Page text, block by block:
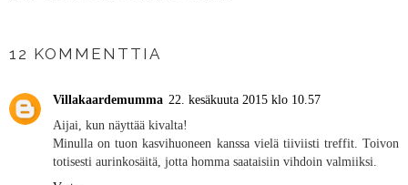
12 KOMMENTTIA
Villakaardemumma 22. kesäkuuta 2015 klo 10.57
Aijai, kun näyttää kivalta!
Minulla on tuon kasvihuoneen kanssa vielä tiiviisti treffit. Toivon
totisesti aurinkosäitä, jotta homma saataisiin vihdoin valmiiksi.